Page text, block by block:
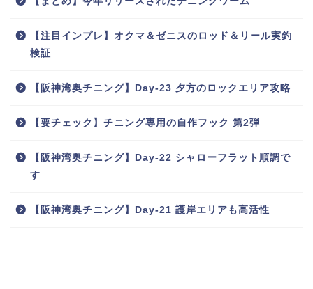
【注目インプレ】オクマ＆ゼニスのロッド＆リール実釣
検証
【阪神湾奥チニング】Day-23 夕方のロックエリア攻略
【要チェック】チニング専用の自作フック 第2弾
【阪神湾奥チニング】Day-22 シャローフラット順調で
す
【阪神湾奥チニング】Day-21 護岸エリアも高活性